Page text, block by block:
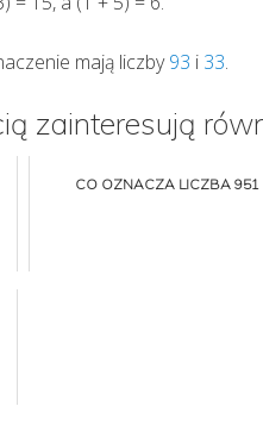
mają liczby93 i 33.
zainteresują
CO OZNACZA LICZBA 951